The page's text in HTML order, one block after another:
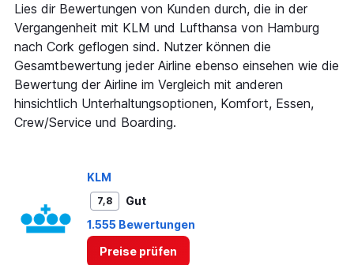
1
Y
axis
displaying
values.
Range:
0
to
150.
Lies dir Bewertungen von Kunden durch, die in der
Vergangenheit mit KLM und Lufthansa von Hamburg
nach Cork geflogen sind. Nutzer können die
Gesamtbewertung jeder Airline ebenso einsehen wie die
Bewertung der Airline im Vergleich mit anderen
hinsichtlich Unterhaltungsoptionen, Komfort, Essen,
Crew/Service und Boarding.
KLM
7,8
Gut
1.555 Bewertungen
Preise prüfen